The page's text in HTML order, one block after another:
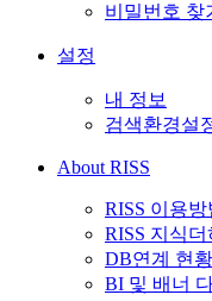
비밀번호 찾
설정
내 정보
검색환경설
About RISS
RISS 이용방
RISS 지식더
DB연계 현황
BI 및 배너